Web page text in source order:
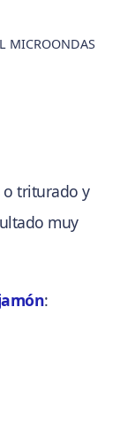
MICROONDAS
o triturado y
muy
: